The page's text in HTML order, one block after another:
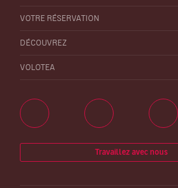
VOTRE RÉSERVATION
DÉCOUVREZ
VOLOTEA
Travaillez avec nous